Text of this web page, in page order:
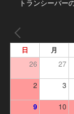
トランシーバー
日 月
26 27
2 3
9 10